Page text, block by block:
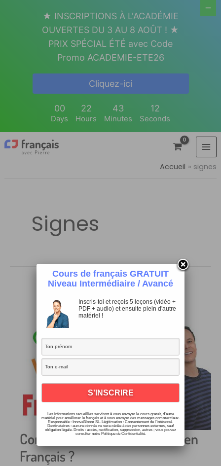
Accueil signes
Signes
Comment dire @, L’, -, %, etc. en
Français ?
Cours de français GRATUIT
Niveau Intermédiaire / Avancé
Inscris-toi et reçois 5 leçons (vidéo +
PDF + audio) et ensuite plein d'autre
matériel !
Les informations recueillies serviront à vous envoyer le cours gratuit, d’autre
matériel pour améliorer le français et à vous envoyer des messages commerciaux.
Responsable : InnovaBloom SL. Légitimation : Consentement de l’intéressé.
Destinataires : aucune donnée ne sera cédée à des personnes externes, sauf
obligation légale. Droits : accès, rectification, suppression, autres ; vous pouvez
consulter notre Politique de Confidentialité.
★ INSCRIPTIONS À L'ACADÉMIE
OUVERTES DU 3 AU 8 AOÛT ! ★
PRIX SPÉCIAL ÉTÉ avec Code
Promo ACADEMIE-ETE26
Cliquez-ici
00
Days
22
Hours
43
Minutes
12
Seconds